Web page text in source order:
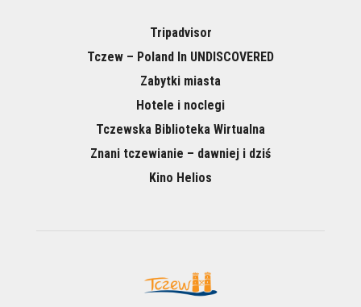
Tripadvisor
Tczew – Poland In UNDISCOVERED
Zabytki miasta
Hotele i noclegi
Tczewska Biblioteka Wirtualna
Znani tczewianie – dawniej i dziś
Kino Helios